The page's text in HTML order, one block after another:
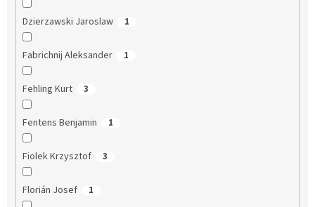
Dzierzawski Jaroslaw 1
Fabrichnij Aleksander 1
Fehling Kurt 3
Fentens Benjamin 1
Fiolek Krzysztof 3
Florián Josef 1